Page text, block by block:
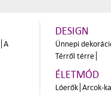
A
DESIGN
Ünnepi
Térről térre
ÉLETMÓD
Lóerők Arcok-